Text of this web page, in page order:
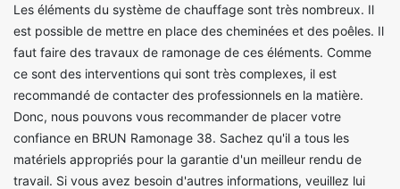
Les éléments du système de chauffage sont très nombreux. Il
est possible de mettre en place des cheminées et des poêles. Il
faut faire des travaux de ramonage de ces éléments. Comme
ce sont des interventions qui sont très complexes, il est
recommandé de contacter des professionnels en la matière.
Donc, nous pouvons vous recommander de placer votre
confiance en BRUN Ramonage 38. Sachez qu'il a tous les
matériels appropriés pour la garantie d'un meilleur rendu de
travail. Si vous avez besoin d'autres informations, veuillez lui